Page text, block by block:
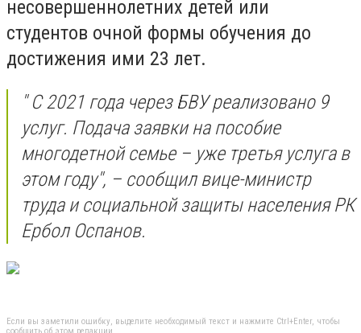
несовершеннолетних детей или
студентов очной формы обучения до
достижения ими 23 лет.
" С 2021 года через БВУ реализовано 9
услуг. Подача заявки на пособие
многодетной семье – уже третья услуга в
этом году", – сообщил вице-министр
труда и социальной защиты населения РК
Ербол Оспанов.
Если вы заметили ошибку, выделите необходимый текст и нажмите Ctrl+Enter, чтобы
сообщить об этом редакции